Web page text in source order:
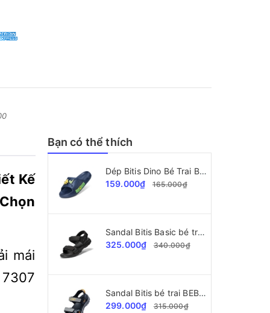
Kế
mái
Bạn có thể thích
Dép Bitis Dino Bé Trai BEB008700
159.000₫
165.000₫
Sandal Bitis Basic bé trai BEB008000
325.000₫
340.000₫
Sandal Bitis bé trai BEB005900
299.000₫
315.000₫